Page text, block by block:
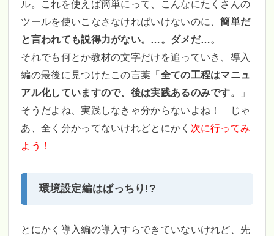
ル。これを使えば簡単にって、こんなにたくさんの
ツールを使いこなさなければいけないのに、簡単だ
と言われても説得力がない。…。ダメだ…。
それでも何とか教材の文字だけを追っていき、導入
編の最後に見つけたこの言葉「 全ての工程はマニュ
アル化していますので、後は実践あるのみです。
」
そうだよね、実践しなきゃ分からないよね！ じゃ
あ、全く分かってないけれどとにかく 次に行ってみ
よう！
環境設定編はばっちり!?
とにかく導入編の導入すらできていないけれど、先